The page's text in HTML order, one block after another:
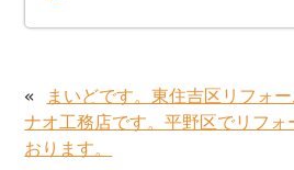
«
まいどです。東住吉区リフォ
ナオ工務店です。平野区でリフォ
おります。